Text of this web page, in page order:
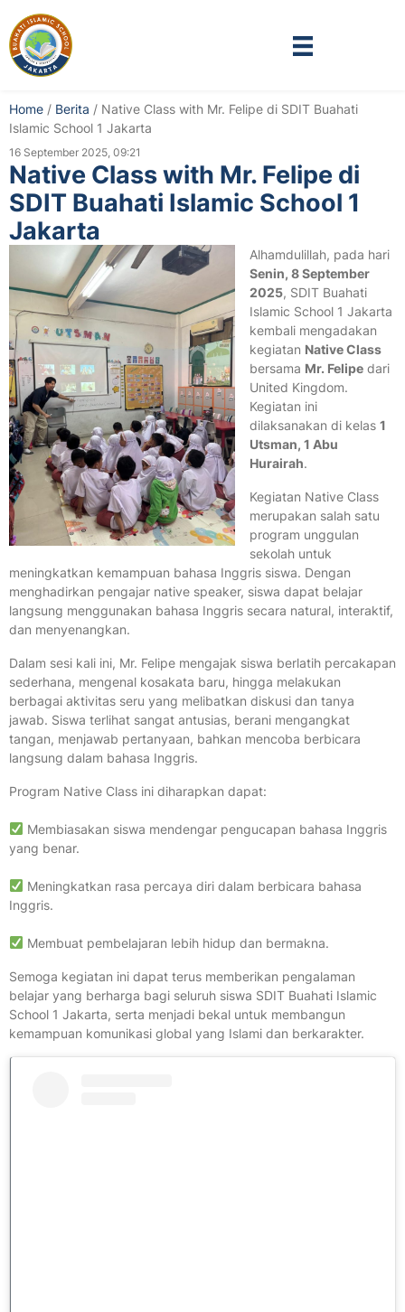
Home / Berita / Native Class with Mr. Felipe di SDIT Buahati
Islamic School 1 Jakarta
16 September 2025, 09:21
Native Class with Mr. Felipe di
SDIT Buahati Islamic School 1
Jakarta
Alhamdulillah, pada hari
Senin, 8 September
2025, SDIT Buahati
Islamic School 1 Jakarta
kembali mengadakan
kegiatan Native Class
bersama Mr. Felipe dari
United Kingdom.
Kegiatan ini
dilaksanakan di kelas 1
Utsman, 1 Abu
Hurairah.
Kegiatan Native Class
merupakan salah satu
program unggulan
sekolah untuk
meningkatkan kemampuan bahasa Inggris siswa. Dengan
menghadirkan pengajar native speaker, siswa dapat belajar
langsung menggunakan bahasa Inggris secara natural, interaktif,
dan menyenangkan.
Dalam sesi kali ini, Mr. Felipe mengajak siswa berlatih percakapan
sederhana, mengenal kosakata baru, hingga melakukan
berbagai aktivitas seru yang melibatkan diskusi dan tanya
jawab. Siswa terlihat sangat antusias, berani mengangkat
tangan, menjawab pertanyaan, bahkan mencoba berbicara
langsung dalam bahasa Inggris.
Program Native Class ini diharapkan dapat:
Membiasakan siswa mendengar pengucapan bahasa Inggris
yang benar.
Meningkatkan rasa percaya diri dalam berbicara bahasa
Inggris.
Membuat pembelajaran lebih hidup dan bermakna.
Semoga kegiatan ini dapat terus memberikan pengalaman
belajar yang berharga bagi seluruh siswa SDIT Buahati Islamic
School 1 Jakarta, serta menjadi bekal untuk membangun
kemampuan komunikasi global yang Islami dan berkarakter.